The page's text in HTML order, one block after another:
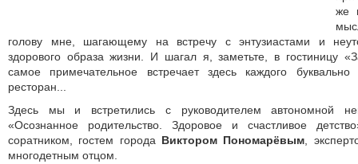
же
голову мне, шагающему на встречу с энтузиастами и
здорового образа жизни. И шагал я, заметьте, в гостиницу
самое примечательное встречает здесь каждого
ресторан...
Здесь мы и встретились с руководителем автономной
«Осознанное родительство. Здоровое и счастливое
соратником, гостем города Виктором Пономарёвым ,
многодетным отцом.